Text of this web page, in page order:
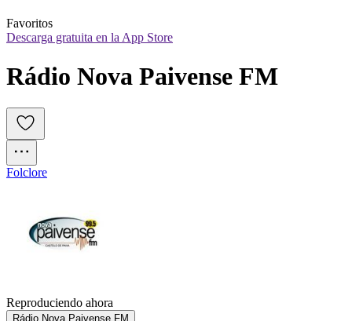
Favoritos
Descarga gratuita en la App Store
Rádio Nova Paivense FM
Folclore
Reproduciendo ahora
Rádio Nova Paivense FM